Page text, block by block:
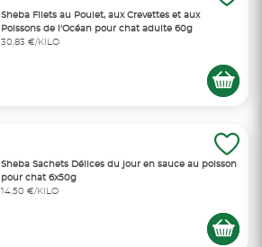
Sheba Filets au Poulet, aux Crevettes et aux
Poissons de l'Océan pour chat adulte 60g
30,83 €/KILO
Sheba Sachets Délices du jour en sauce au poisson
pour chat 6x50g
14,50 €/KILO